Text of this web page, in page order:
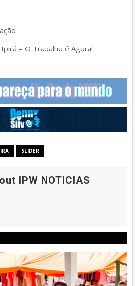
– O Trabalho é Agora!
SLIDER
IPW NOTICIAS